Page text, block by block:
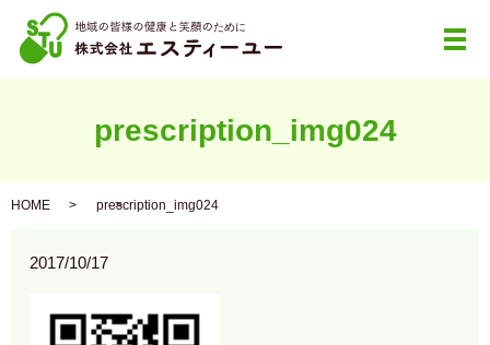
メ
prescription_img024
HOME prescription_img024
2017/10/17